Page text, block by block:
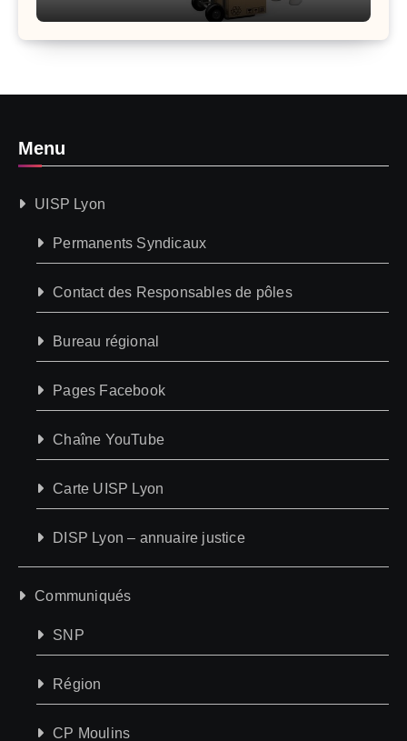
Menu
UISP Lyon
Permanents Syndicaux
Contact des Responsables de pôles
Bureau régional
Pages Facebook
Chaîne YouTube
Carte UISP Lyon
DISP Lyon – annuaire justice
Communiqués
SNP
Région
CP Moulins